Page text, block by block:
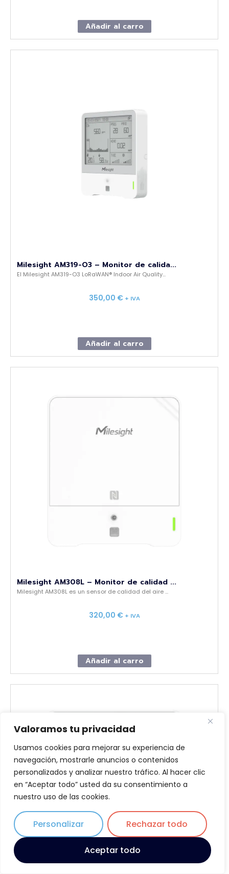
Valoramos tu privacidad
Usamos cookies para mejorar su experiencia de
navegación, mostrarle anuncios o contenidos
personalizados y analizar nuestro tráfico. Al hacer clic
en “Aceptar todo” usted da su consentimiento a
nuestro uso de las cookies.
Personalizar Rechazar todo
Aceptar todo
Añadir al carro
Milesight AM319-O3 – Monitor de calida...
El Milesight AM319-O3 LoRaWAN® Indoor Air Quality...
350,00 € + IVA
Añadir al carro
Milesight AM308L – Monitor de calidad ...
Milesight AM308L es un sensor de calidad del aire ...
320,00 € + IVA
Añadir al carro